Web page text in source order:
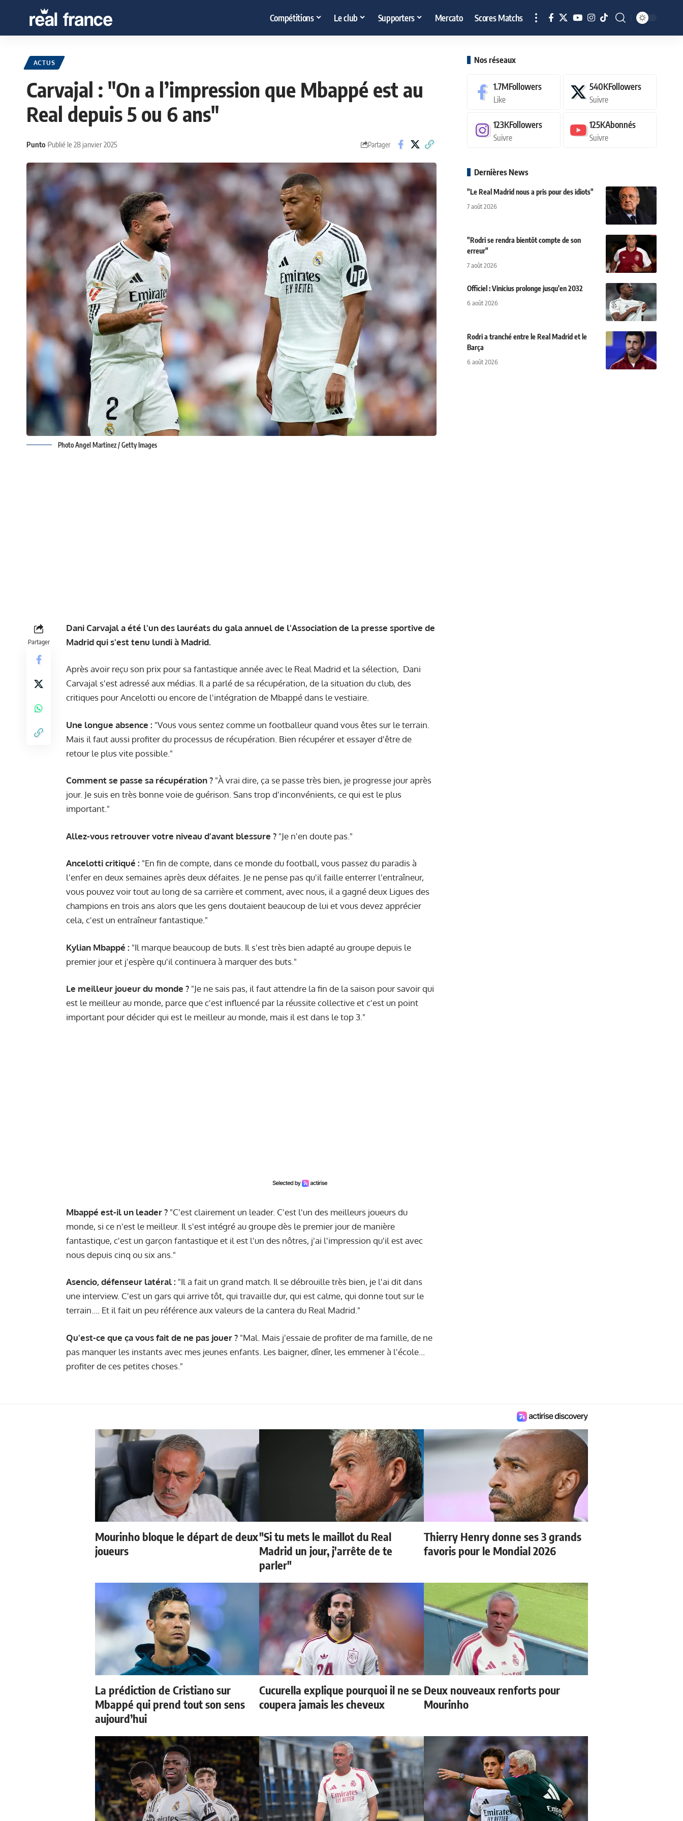
Compétitions Le club Supporters Mercato Scores Matchs
ACTUS
Carvajal : "On a l’impression que Mbappé est au
Real depuis 5 ou 6 ans"
Punto Publié le 28 janvier 2025 Partager
Photo Angel Martinez / Getty Images
Partager
Dani Carvajal a été l'un des lauréats du gala annuel de l'Association de la presse sportive de
Madrid qui s'est tenu lundi à Madrid.
Après avoir reçu son prix pour sa fantastique année avec le Real Madrid et la sélection, Dani
Carvajal s'est adressé aux médias. Il a parlé de sa récupération, de la situation du club, des
critiques pour Ancelotti ou encore de l'intégration de Mbappé dans le vestiaire.
Une longue absence : "Vous vous sentez comme un footballeur quand vous êtes sur le terrain.
Mais il faut aussi profiter du processus de récupération. Bien récupérer et essayer d'être de
retour le plus vite possible."
Comment se passe sa récupération ? "À vrai dire, ça se passe très bien, je progresse jour après
jour. Je suis en très bonne voie de guérison. Sans trop d'inconvénients, ce qui est le plus
important."
Allez-vous retrouver votre niveau d’avant blessure ? "Je n'en doute pas."
Ancelotti critiqué : "En fin de compte, dans ce monde du football, vous passez du paradis à
l'enfer en deux semaines après deux défaites. Je ne pense pas qu'il faille enterrer l'entraîneur,
vous pouvez voir tout au long de sa carrière et comment, avec nous, il a gagné deux Ligues des
champions en trois ans alors que les gens doutaient beaucoup de lui et vous devez apprécier
cela, c'est un entraîneur fantastique."
Kylian Mbappé : "Il marque beaucoup de buts. Il s'est très bien adapté au groupe depuis le
premier jour et j'espère qu'il continuera à marquer des buts."
Le meilleur joueur du monde ? "Je ne sais pas, il faut attendre la fin de la saison pour savoir qui
est le meilleur au monde, parce que c'est influencé par la réussite collective et c'est un point
important pour décider qui est le meilleur au monde, mais il est dans le top 3."
Mbappé est-il un leader ? "C'est clairement un leader. C'est l'un des meilleurs joueurs du
monde, si ce n'est le meilleur. Il s'est intégré au groupe dès le premier jour de manière
fantastique, c'est un garçon fantastique et il est l'un des nôtres, j'ai l'impression qu'il est avec
nous depuis cinq ou six ans."
Asencio, défenseur latéral : "Il a fait un grand match. Il se débrouille très bien, je l'ai dit dans
une interview. C'est un gars qui arrive tôt, qui travaille dur, qui est calme, qui donne tout sur le
terrain.... Et il fait un peu référence aux valeurs de la cantera du Real Madrid."
Qu'est-ce que ça vous fait de ne pas jouer ? "Mal. Mais j'essaie de profiter de ma famille, de ne
pas manquer les instants avec mes jeunes enfants. Les baigner, dîner, les emmener à l'école...
profiter de ces petites choses."
Nos réseaux
1.7MFollowers
Like
540KFollowers
Suivre
123KFollowers
Suivre
125KAbonnés
Suivre
Dernières News
"Le Real Madrid nous a pris pour des idiots"
7 août 2026
"Rodri se rendra bientôt compte de son
erreur"
7 août 2026
Officiel : Vinicius prolonge jusqu'en 2032
6 août 2026
Rodri a tranché entre le Real Madrid et le
Barça
6 août 2026
Mourinho bloque le départ de deux
joueurs
"Si tu mets le maillot du Real
Madrid un jour, j'arrête de te
parler"
Thierry Henry donne ses 3 grands
favoris pour le Mondial 2026
La prédiction de Cristiano sur
Mbappé qui prend tout son sens
aujourd’hui
Cucurella explique pourquoi il ne se
coupera jamais les cheveux
Deux nouveaux renforts pour
Mourinho